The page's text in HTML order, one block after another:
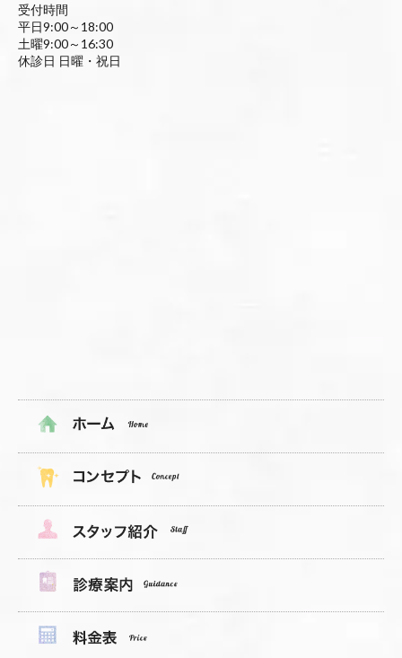
受付時間
平日9:00～18:00
土曜9:00～16:30
休診日 日曜・祝日